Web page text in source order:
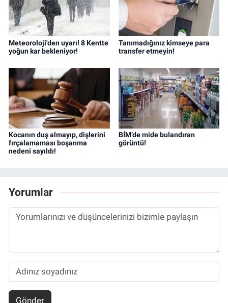
Meteoroloji'den uyarı! 8 Kentte
yoğun kar bekleniyor!
Tanımadığınız kimseye para
transfer etmeyin!
Kocanın duş almayıp, dişlerini
fırçalamaması boşanma
nedeni sayıldı!
BİM’de mide bulandıran
görüntü!
Yorumlar
Gönder